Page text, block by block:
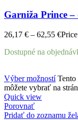
Garniža Prince –
26,17 € – 62,55 €
Dostupné na
Výber možností Tento
môžete vybrať na
Quick view
Porovnať
Pridať do zoznamu